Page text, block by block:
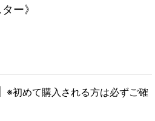
ー》
※初めて購入される方は必ずご確